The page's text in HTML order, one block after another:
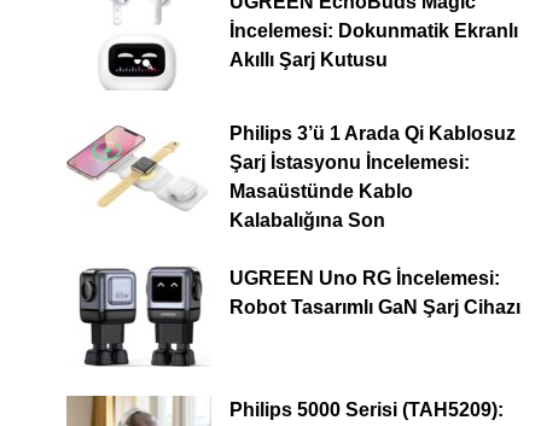
İncelemesi: Dokunmatik Ekranlı
Akıllı Şarj Kutusu
Philips 3’ü 1 Arada Qi Kablosuz
Şarj İstasyonu İncelemesi:
Masaüstünde Kablo
Kalabalığına Son
UGREEN Uno RG İncelemesi:
Robot Tasarımlı GaN Şarj Cihazı
Philips 5000 Serisi (TAH5209):